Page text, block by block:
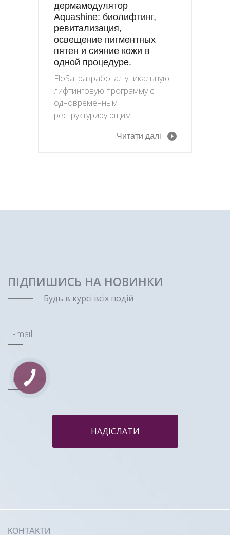
дермамодулятор
Aquashine: биолифтинг,
ревитализация,
освещение пигментных
пятен и сияние кожи в
одной процедуре.
FloSal разработал уникальную
лифтинговую программу с
одновременным
реструктурирующим ...
Читати далі
ПІДПИШИСЬ НА НОВИНКИ
Будь в курсі всіх подій
E-mail
Телефон
НАДІСЛАТИ
КОНТАКТИ